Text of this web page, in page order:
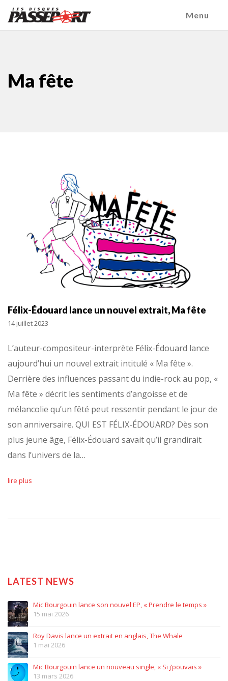
Menu
Ma fête
Félix-Édouard lance un nouvel extrait, Ma fête
14 juillet 2023
L’auteur-compositeur-interprète Félix-Édouard lance
aujourd’hui un nouvel extrait intitulé « Ma fête ».
Derrière des influences passant du indie-rock au pop, «
Ma fête » décrit les sentiments d’angoisse et de
mélancolie qu’un fêté peut ressentir pendant le jour de
son anniversaire. QUI EST FÉLIX-ÉDOUARD? Dès son
plus jeune âge, Félix-Édouard savait qu’il grandirait
dans l’univers de la…
lire plus
LATEST NEWS
Mic Bourgouin lance son nouvel EP, « Prendre le temps »
15 mai 2026
Roy Davis lance un extrait en anglais, The Whale
1 mai 2026
Mic Bourgouin lance un nouveau single, « Si j’pouvais »
13 mars 2026